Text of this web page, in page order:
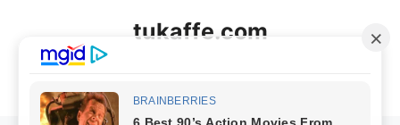
tukaffe.com